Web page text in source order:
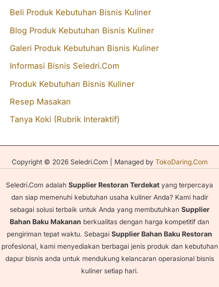
r
c
h
f
o
Beli Produk Kebutuhan Bisnis Kuliner
Blog Produk Kebutuhan Bisnis Kuliner
Galeri Produk Kebutuhan Bisnis Kuliner
Informasi Bisnis Seledri.Com
Produk Kebutuhan Bisnis Kuliner
Resep Masakan
Tanya Koki (Rubrik Interaktif)
Copyright © 2026 Seledri.Com | Managed by TokoDaring.Com
Seledri.Com adalah Supplier Restoran Terdekat yang terpercaya
dan siap memenuhi kebutuhan usaha kuliner Anda? Kami hadir
sebagai solusi terbaik untuk Anda yang membutuhkan Supplier
Bahan Baku Makanan berkualitas dengan harga kompetitif dan
pengiriman tepat waktu. Sebagai Supplier Bahan Baku Restoran
profesional, kami menyediakan berbagai jenis produk dan kebutuhan
dapur bisnis anda untuk mendukung kelancaran operasional bisnis
kuliner setiap hari.